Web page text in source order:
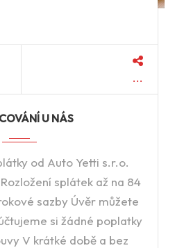
U NÁS
od Auto Yetti s.r.o.
splátek až na 84
sazby Úvěr můžete
si žádné poplatky
V krátké době a bez